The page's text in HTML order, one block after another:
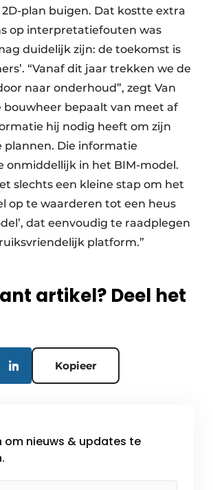
plan buigen. Dat kostte extra
op interpretatiefouten was
duidelijk zijn: de toekomst is
“Vanaf dit jaar trekken we de
naar onderhoud”, zegt Van
bouwheer bepaalt van meet af
hij nodig heeft om zijn
plannen. Die informatie
onmiddellijk in het BIM-model.
slechts een kleine stap om het
op te waarderen tot een heus
dat eenvoudig te raadplegen
platform.”
artikel? Deel het
Kopieer
om nieuws & updates te